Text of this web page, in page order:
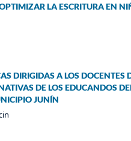
LA ESCRITURA EN
DIRIGIDAS A LOS DOCENTES
DE LOS EDUCANDOS
JUNÍN